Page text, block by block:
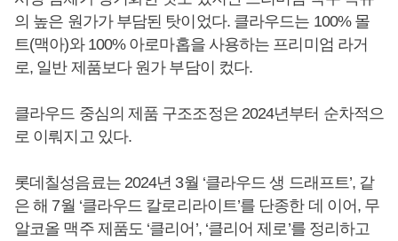
의 높은 원가가 부담된 탓이었다. 클라우드는 100% 몰
트(맥아)와 100% 아로마홉을 사용하는 프리미엄 라거
로, 일반 제품보다 원가 부담이 컸다.
클라우드 중심의 제품 구조조정은 2024년부터 순차적으
로 이뤄지고 있다.
롯데칠성음료는 2024년 3월 ‘클라우드 생 드래프트’, 같
은 해 7월 ‘클라우드 칼로리라이트’를 단종한 데 이어, 무
알코올 맥주 제품도 ‘클리어’, ‘클리어 제로’를 정리하고